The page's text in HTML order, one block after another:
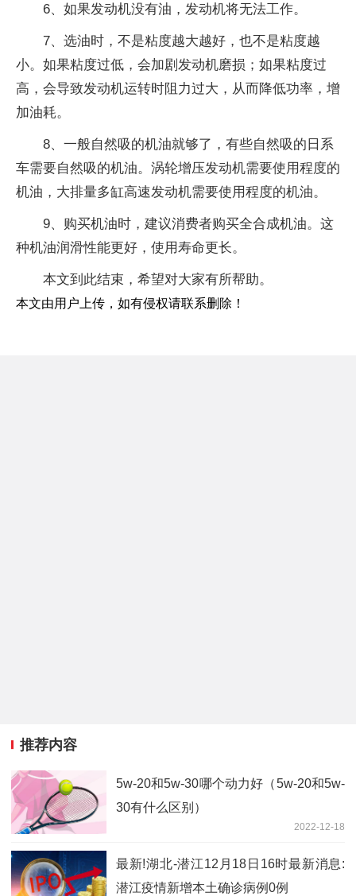
6、如果发动机没有油，发动机将无法工作。
7、选油时，不是粘度越大越好，也不是粘度越
小。如果粘度过低，会加剧发动机磨损；如果粘度过
高，会导致发动机运转时阻力过大，从而降低功率，增
加油耗。
8、一般自然吸的机油就够了，有些自然吸的日系
车需要自然吸的机油。涡轮增压发动机需要使用程度的
机油，大排量多缸高速发动机需要使用程度的机油。
9、购买机油时，建议消费者购买全合成机油。这
种机油润滑性能更好，使用寿命更长。
本文到此结束，希望对大家有所帮助。
本文由用户上传，如有侵权请联系删除！
推荐内容
5w-20和5w-30哪个动力好（5w-20和5w-
30有什么区别）
2022-12-18
最新!湖北-潜江12月18日16时最新消息:
潜江疫情新增本土确诊病例0例